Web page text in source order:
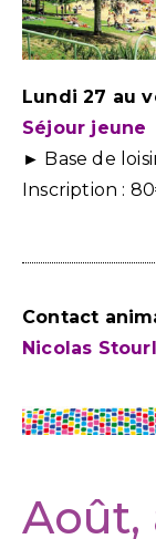
Lundi 27 au
Séjour jeune
► Base de
Inscription :
Contact
Nicolas
Août,